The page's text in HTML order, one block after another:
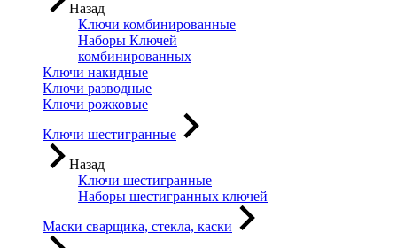
Назад
Ключи комбинированные
Наборы Ключей
комбинированных
Ключи накидные
Ключи разводные
Ключи рожковые
Ключи шестигранные
Назад
Ключи шестигранные
Наборы шестигранных ключей
Маски сварщика, стекла, каски